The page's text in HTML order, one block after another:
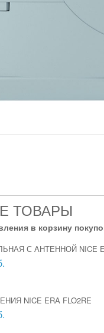
ТОВАРЫ
в корзину
С АНТЕННОЙ NICE
NICE ERA FLO2RE